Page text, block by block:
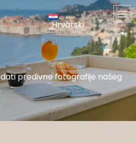
Hrvatski
predivne fotografije našeg